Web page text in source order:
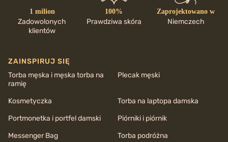
1 milion
Zadowolonych
klientów
100%
Prawdziwa skóra
Zaprojektowano w
Niemczech
ZAINSPIRUJ SIĘ
Torba męska i męska torba na
ramię
Plecak męski
Kosmetyczka
Torba na laptopa damska
Portmonetka i portfel damski
Piórniki i piórnik
Messenger Bag
Torba podróżna